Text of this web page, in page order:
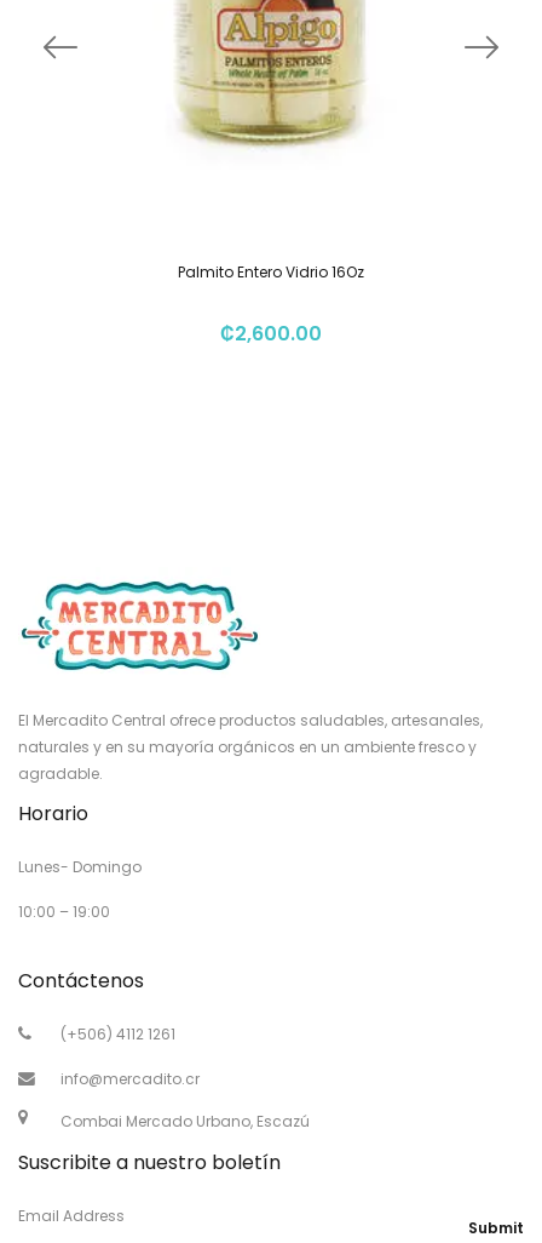
Palmito Entero Vidrio 16Oz
₡2,600.00
El Mercadito Central ofrece productos saludables, artesanales,
naturales y en su mayoría orgánicos en un ambiente fresco y
agradable.
Horario
Lunes- Domingo
10:00 – 19:00
Contáctenos
(+506) 4112 1261
info@mercadito.cr
Combai Mercado Urbano, Escazú
Suscribite a nuestro boletín
Email Address
Submit